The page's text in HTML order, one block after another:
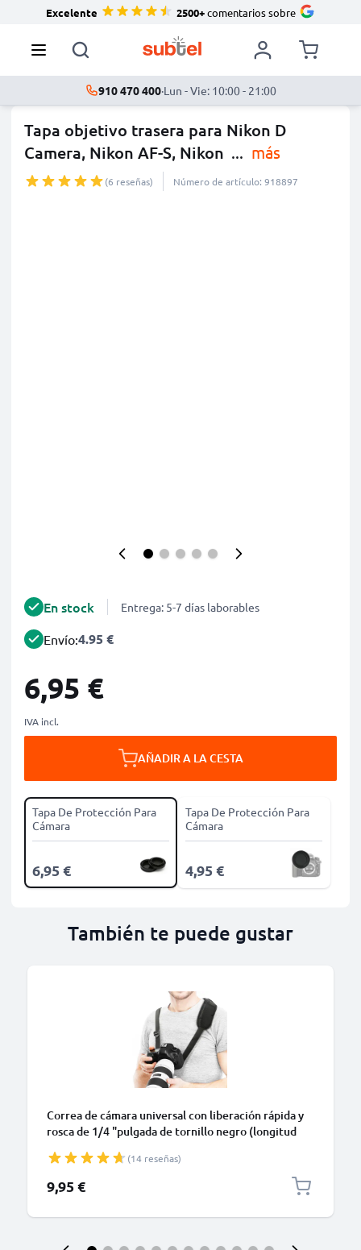
Excelente 2500+comentarios sobre
910 470 400·Lun - Vie: 10:00 - 21:00
Tapa objetivo trasera para Nikon D
Camera, Nikon AF-S, Nikon ... más
(6 reseñas) Número de artículo: 918897
En stock Entrega: 5-7 días laborables
Envío:4.95 €
6,95 €
IVA incl.
AÑADIR A LA CESTA
Tapa De Protección Para
Cámara
6,95 €
Tapa De Protección Para
Cámara
4,95 €
También te puede gustar
Correa de cámara universal con liberación rápida y
rosca de 1/4 "pulgada de tornillo negro (longitud
(14 reseñas)
9,95 €